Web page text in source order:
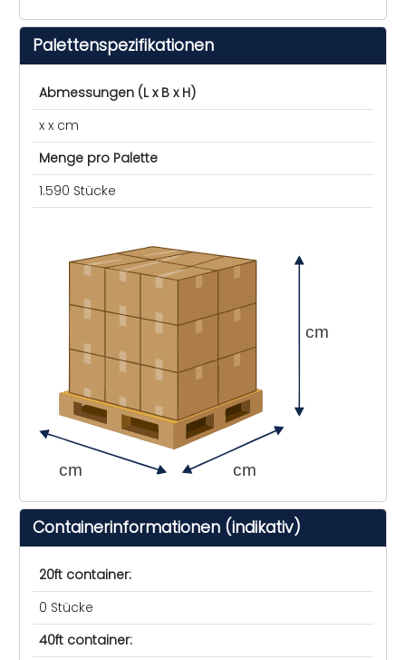
Palettenspezifikationen
Abmessungen (L x B x H)
x x cm
Menge pro Palette
1.590 Stücke
cm cm
cm
Containerinformationen (indikativ)
20ft container:
0 Stücke
40ft container: